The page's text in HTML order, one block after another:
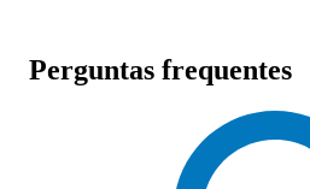
Perguntas frequentes